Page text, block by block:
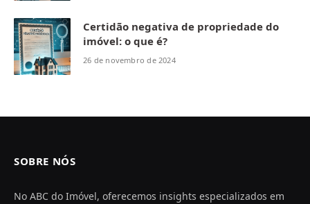
Certidão negativa de propriedade do
imóvel: o que é?
26 de novembro de 2024
SOBRE NÓS
No ABC do Imóvel, oferecemos insights especializados em